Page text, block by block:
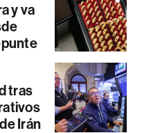
y va
tras
Irán